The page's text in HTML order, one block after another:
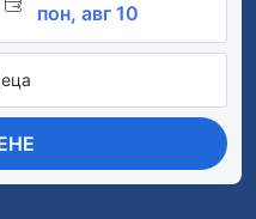
пон, авг 10